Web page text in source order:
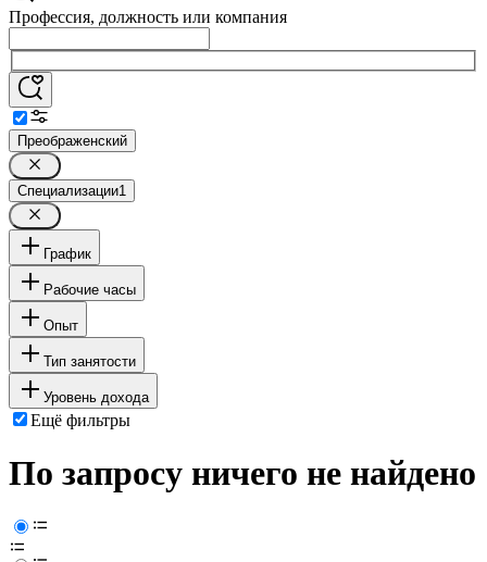
Профессия, должность или компания
Преображенский
Специализации1
График
Рабочие часы
Опыт
Тип занятости
Уровень дохода
Ещё фильтры
По запросу ничего не найдено